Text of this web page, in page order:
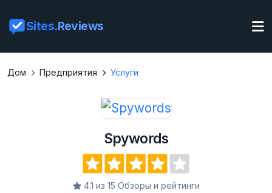
Sites.Reviews
Дом Предприятия Услуги
Spywords
4.1 из 15 Обзоры и рейтинги